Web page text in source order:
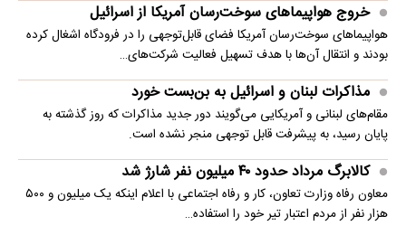
خروج هواپیماهای سوخت‌رسان آمریکا از اسرائیل
هواپیماهای سوخت‌رسان آمریکا فضای قابل‌توجهی را در فرودگاه اشغال کرده
بودند و انتقال آن‌ها با هدف تسهیل فعالیت شرکت‌های…
مذاکرات لبنان و اسرائیل به بن‌بست خورد
مقام‌های لبنانی و آمریکایی می‌گویند دور جدید مذاکرات که روز گذشته به
پایان رسید، به پیشرفت قابل توجهی منجر نشده است.
کالابرگ مرداد حدود ۴۰‌ میلیون نفر شارژ شد
معاون رفاه وزارت تعاون، کار و رفاه اجتماعی با اعلام اینکه یک میلیون و ۵۰۰
هزار نفر از مردم اعتبار تیر خود را استفاده…